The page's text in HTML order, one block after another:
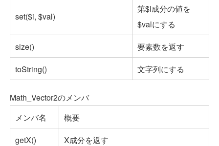
set($i, $val)
第$i成分の値を
$valにする
size()
要素数を返す
toString()
文字列にする
Math_Vector2のメンバ
メンバ名
概要
getX()
X成分を返す